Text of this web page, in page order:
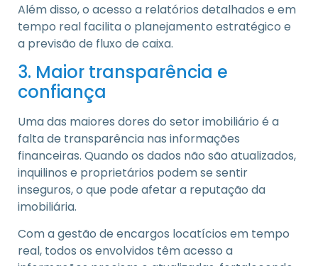
Além disso, o acesso a relatórios detalhados e em
tempo real facilita o planejamento estratégico e
a previsão de fluxo de caixa.
3. Maior transparência e
confiança
Uma das maiores dores do setor imobiliário é a
falta de transparência nas informações
financeiras. Quando os dados não são atualizados,
inquilinos e proprietários podem se sentir
inseguros, o que pode afetar a reputação da
imobiliária.
Com a gestão de encargos locatícios em tempo
real, todos os envolvidos têm acesso a